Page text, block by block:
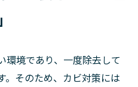
環境であり、一度除去して
。そのため、カビ対策には